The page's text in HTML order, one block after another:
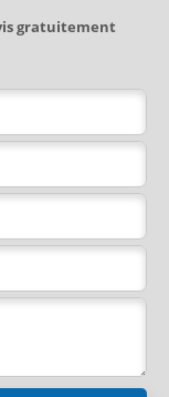
gratuitement